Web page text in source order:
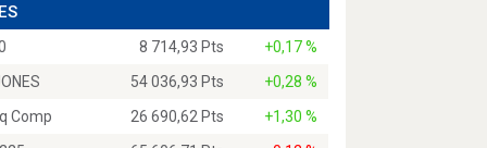
8 714,93 Pts
+0,17 %
54 036,93 Pts
+0,28 %
Comp
26 690,62 Pts
+1,30 %